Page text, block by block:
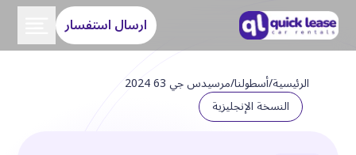
ارسال استفسار
الرئيسية/أسطولنا/مرسيدس جي 63 2024
النسخة الإنجليزية